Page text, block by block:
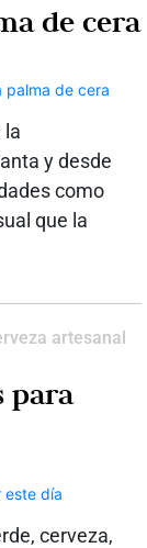
de cera
la
y desde
como
que la
artesanal
para
cerveza,